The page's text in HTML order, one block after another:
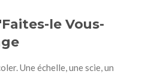
le Vous-
Une échelle, une scie, un